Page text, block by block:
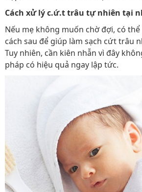
Cách xử lý c.ứ.t trâu tự nhiên tại
Nếu mẹ không muốn chờ đợi, có
cách sau để giúp làm sạch cứt trâu
Tuy nhiên, cần kiên nhẫn vì đây
pháp có hiệu quả ngay lập tức.